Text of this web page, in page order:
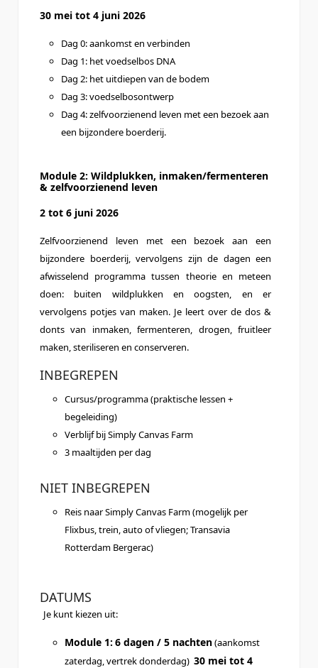
30 mei tot 4 juni 2026
Dag 0: aankomst en verbinden
Dag 1: het voedselbos DNA
Dag 2: het uitdiepen van de bodem
Dag 3: voedselbosontwerp
Dag 4: zelfvoorzienend leven met een bezoek aan
een bijzondere boerderij.
Module 2: Wildplukken, inmaken/fermenteren
& zelfvoorzienend leven
2 tot 6 juni 2026
Zelfvoorzienend leven met een bezoek aan een
bijzondere boerderij, vervolgens zijn de dagen een
afwisselend programma tussen theorie en meteen
doen: buiten wildplukken en oogsten, en er
vervolgens potjes van maken. Je leert over de dos &
donts van inmaken, fermenteren, drogen, fruitleer
maken, steriliseren en conserveren.
INBEGREPEN
Cursus/programma (praktische lessen +
begeleiding)
Verblijf bij Simply Canvas Farm
3 maaltijden per dag
NIET INBEGREPEN
Reis naar Simply Canvas Farm (mogelijk per
Flixbus, trein, auto of vliegen; Transavia
Rotterdam Bergerac)
DATUMS
Je kunt kiezen uit:
Module 1: 6 dagen / 5 nachten(aankomst
zaterdag, vertrek donderdag) 30 mei tot 4